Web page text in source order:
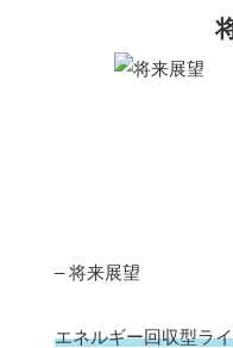
– 将来展望
エネルギー回収型ラ